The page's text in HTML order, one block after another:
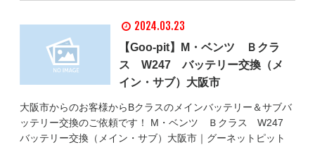
2024.03.23
【Goo-pit】M・ベンツ Ｂクラ
ス W247 バッテリー交換（メ
イン・サブ）大阪市
大阪市からのお客様からBクラスのメインバッテリー＆サブバ
ッテリー交換のご依頼です！ M・ベンツ Ｂクラス W247
バッテリー交換（メイン・サブ）大阪市｜グーネットピット